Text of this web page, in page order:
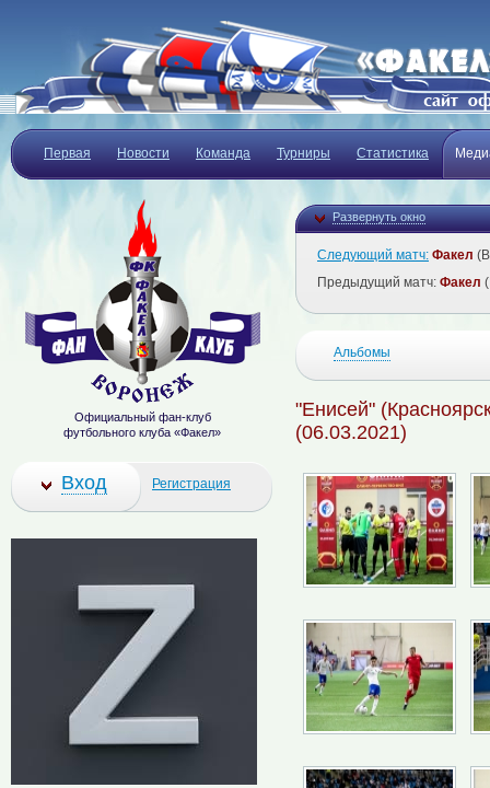
Первая Новости Команда Турниры Статистика
Развернуть окно
Следующий матч: Факел
Предыдущий матч: Факел
Альбомы
"Енисей"
(06.03.2021)
Официальный фан-клуб
футбольного клуба «Факел»
Вход Регистрация